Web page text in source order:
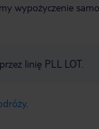
wypożyczenie
linię PLL LOT.
.